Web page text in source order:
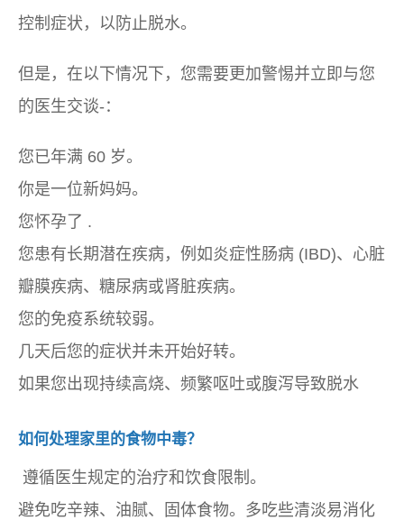
控制症状，以防止脱水。
但是，在以下情况下，您需要更加警惕并立即与您
的医生交谈-：
您已年满 60 岁。
你是一位新妈妈。
您怀孕了 .
您患有长期潜在疾病，例如炎症性肠病 (IBD)、心脏
瓣膜疾病、糖尿病或肾脏疾病。
您的免疫系统较弱。
几天后您的症状并未开始好转。
如果您出现持续高烧、频繁呕吐或腹泻导致脱水
如何处理家里的食物中毒？
遵循医生规定的治疗和饮食限制。
避免吃辛辣、油腻、固体食物。多吃些清淡易消化